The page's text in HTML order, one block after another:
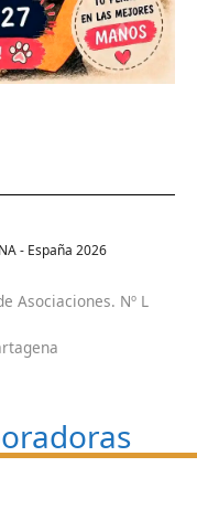
- España 2026
Asociaciones. Nº L